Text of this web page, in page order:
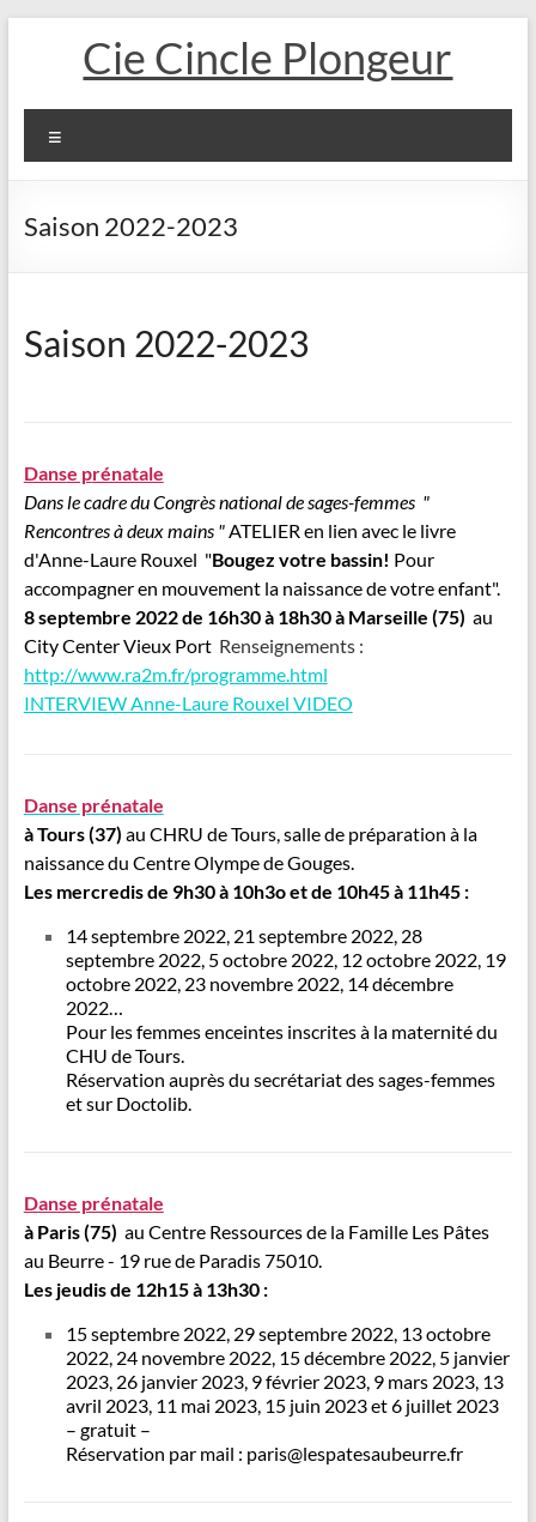
Cie Cincle Plongeur
Saison 2022-2023
Saison 2022-2023
Danse prénatale
Dans le cadre du Congrès national de sages-femmes "
Rencontres à deux mains "ATELIER en lien avec le livre
d'Anne-Laure Rouxel "Bougez votre bassin! Pour
accompagner en mouvement la naissance de votre enfant".
8 septembre 2022 de 16h30 à 18h30à Marseille (75) au
City Center Vieux Port Renseignements :
http://www.ra2m.fr/programme.html
INTERVIEW Anne-Laure Rouxel VIDEO
Danse prénatale
à Tours (37) au CHRU de Tours, salle de préparation à la
naissance du Centre Olympe de Gouges.
Les mercredisde 9h30 à 10h3o etde 10h45 à 11h45 :
14 septembre 2022, 21 septembre 2022, 28
septembre 2022, 5 octobre 2022, 12 octobre 2022, 19
octobre 2022, 23 novembre 2022, 14 décembre
2022…
Pour les femmes enceintes inscrites à la maternité du
CHU de Tours.
Réservation auprès du secrétariat des sages-femmes
et sur Doctolib.
Danse prénatale
à Paris (75) au Centre Ressources de la Famille Les Pâtes
au Beurre - 19 rue de Paradis 75010.
Les jeudis de 12h15 à 13h30 :
15 septembre 2022, 29 septembre 2022, 13 octobre
2022, 24 novembre 2022, 15 décembre 2022, 5 janvier
2023, 26 janvier 2023, 9 février 2023, 9 mars 2023, 13
avril 2023, 11 mai 2023, 15 juin 2023 et 6 juillet 2023
– gratuit –
Réservation par mail : paris@lespatesaubeurre.fr